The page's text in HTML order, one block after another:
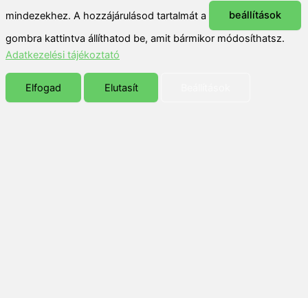
mindezekhez. A hozzájárulásod tartalmát a
beállítások
gombra kattintva állíthatod be, amit bármikor módosíthatsz.
Adatkezelési tájékoztató
Elfogad Elutasít